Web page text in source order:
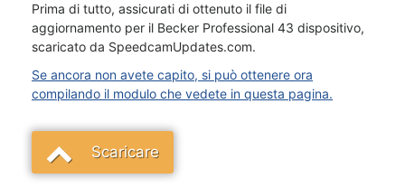
Prima di tutto, assicurati di ottenuto il file di
aggiornamento per il Becker Professional 43 dispositivo,
scaricato da SpeedcamUpdates.com.
Se ancora non avete capito, si può ottenere ora
compilando il modulo che vedete in questa pagina.
Scaricare